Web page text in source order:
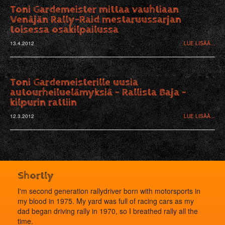
Toni Gardemeister mittaa vauhtiaan
Venäjän Rally-Raid mestaruussarjan
toisessa osakilpailussa
13.4.2012 LUE LISÄÄ...
Toni Gardemeisterille uusia
autourheiluelämyksiä - Rallista Baja -
kilpurin rattiin
12.3.2012 LUE LISÄÄ...
Shortly
I'm second generation rallydriver born with motorsports in
my blood in 1975. My yard was full of racing cars as my
dad began driving rally in 1970, so I breathed rally all the
time.